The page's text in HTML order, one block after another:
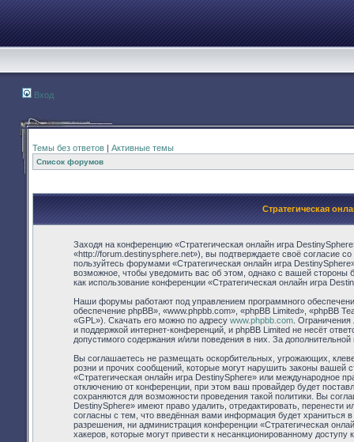
Вход
Темы без ответов | Активные темы
Список форумов
Стратегическая
Заходя на конференцию «Стратегическая онлайн игра
«http://forum.destinysphere.net»), вы подтверждаете своё согласие
пользуйтесь форумами «Стратегическая онлайн игра
возможное, чтобы уведомить вас об этом, однако с вашей стороны
как использование конференции «Стратегическая онлайн игра
Наши форумы работают под управлением программного
обеспечение phpBB», «www.phpbb.com», «phpBB Limited», «phpBB
«GPL»). Скачать его можно по адресу www.phpbb.com. Ограничения
и поддержкой интернет-конференций, и phpBB Limited не несёт
допустимого содержания и/или поведения в них. За
Вы соглашаетесь не размещать оскорбительных, угрожающих,
розни и прочих сообщений, которые могут нарушить законы вашей
«Стратегическая онлайн игра DestinySphere» или международное
отключению от конференции, при этом ваш провайдер будет
сохраняются для возможности проведения такой политики. Вы
DestinySphere» имеют право удалить, отредактировать,
согласны с тем, что введённая вами информация будет храниться
разрешения, ни администрация конференции «Стратегическая
хакеров, которые могут привести к несанкционированному доступу